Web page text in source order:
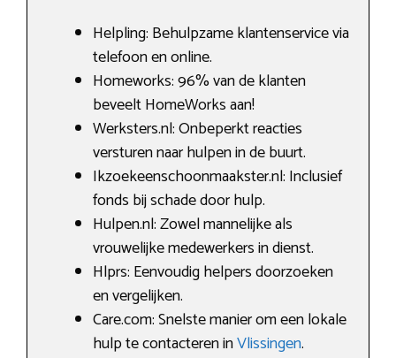
Helpling: Behulpzame klantenservice via
telefoon en online.
Homeworks: 96% van de klanten
beveelt HomeWorks aan!
Werksters.nl: Onbeperkt reacties
versturen naar hulpen in de buurt.
Ikzoekeenschoonmaakster.nl: Inclusief
fonds bij schade door hulp.
Hulpen.nl: Zowel mannelijke als
vrouwelijke medewerkers in dienst.
Hlprs: Eenvoudig helpers doorzoeken
en vergelijken.
Care.com: Snelste manier om een lokale
hulp te contacteren inVlissingen.